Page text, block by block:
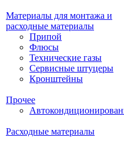
Материалы для монтажа и
расходные материалы
Припой
Флюсы
Технические газы
Сервисные штуцеры
Кронштейны
Прочее
Расходные материалы